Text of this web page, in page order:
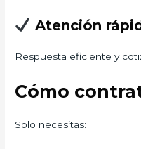
Atención
Respuesta eficiente y
Cómo
Solo necesitas: